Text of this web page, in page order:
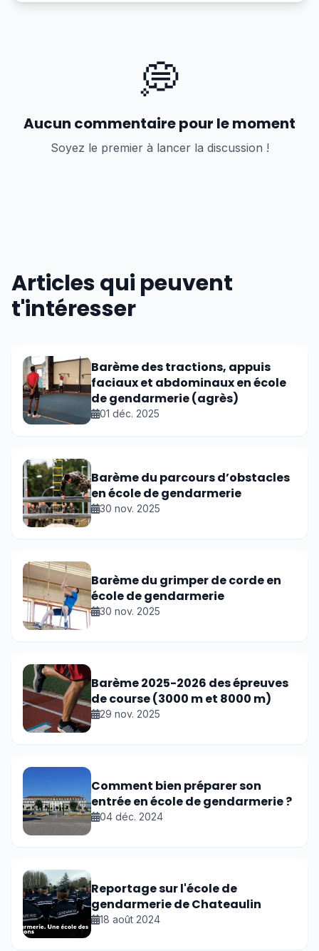
💭
Aucun commentaire pour le moment
Soyez le premier à lancer la discussion !
Articles qui peuvent
t'intéresser
Barème des tractions, appuis
faciaux et abdominaux en école
de gendarmerie (agrès)
01 déc. 2025
Barème du parcours d’obstacles
en école de gendarmerie
30 nov. 2025
Barème du grimper de corde en
école de gendarmerie
30 nov. 2025
Barème 2025-2026 des épreuves
de course (3000 m et 8000 m)
29 nov. 2025
Comment bien préparer son
entrée en école de gendarmerie ?
04 déc. 2024
Reportage sur l'école de
gendarmerie de Chateaulin
18 août 2024